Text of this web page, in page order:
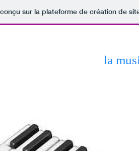
sur la plateforme de création de
la